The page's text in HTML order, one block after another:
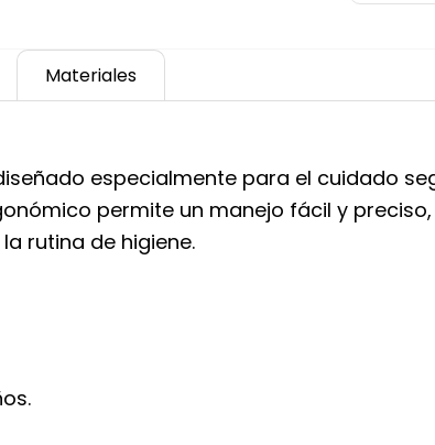
Materiales
especialmente para el cuidado
permite un manejo fácil y
rutina de higiene.